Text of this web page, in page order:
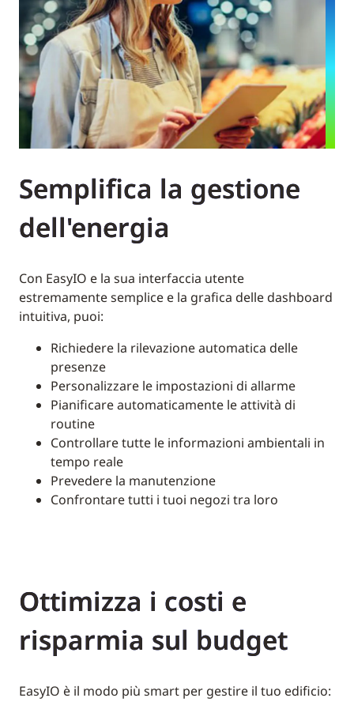
Semplifica la gestione
dell'energia
Con EasyIO e la sua interfaccia utente
estremamente semplice e la grafica delle dashboard
intuitiva, puoi:
Richiedere la rilevazione automatica delle
presenze
Personalizzare le impostazioni di allarme
Pianificare automaticamente le attività di
routine
Controllare tutte le informazioni ambientali in
tempo reale
Prevedere la manutenzione
Confrontare tutti i tuoi negozi tra loro
Ottimizza i costi e
risparmia sul budget
EasyIO è il modo più smart per gestire il tuo edificio: